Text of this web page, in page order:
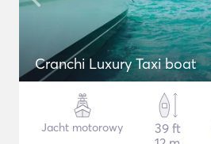
Cranchi Luxury Taxi boat
Jacht motorowy
39 ft